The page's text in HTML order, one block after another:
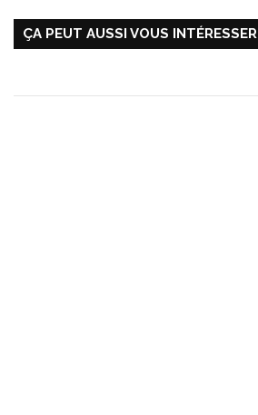
ÇA PEUT AUSSI VOUS INTÉRESSER